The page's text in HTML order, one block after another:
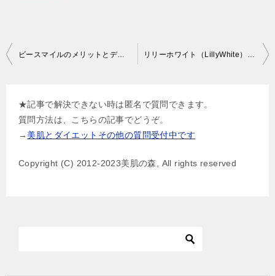
投
ビースマイルのメリットとデメリットの解決策 リリーホワイト（LillyWhite）のメリットとデメリットの解決策
★記事で解決できない時は匿名で質問できます。
質問方法は、こちらの記事でどうぞ。
→ 美肌とダイエットその他の質問受付中です
Copyright (C) 2012-2023美肌の森, All rights reserved